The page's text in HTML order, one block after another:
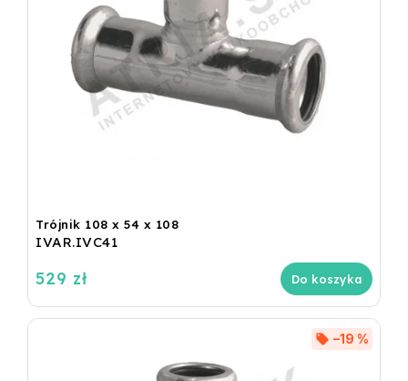
Trójnik 108 x 54 x 108
IVAR.IVC41
529 zł Do koszyka
–19 %